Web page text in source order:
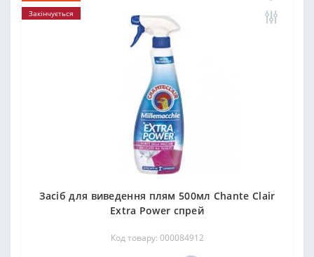
Закінчується
Засіб для виведення плям 500мл Chante Clair
Extra Power спрей
Код товару: 000084912